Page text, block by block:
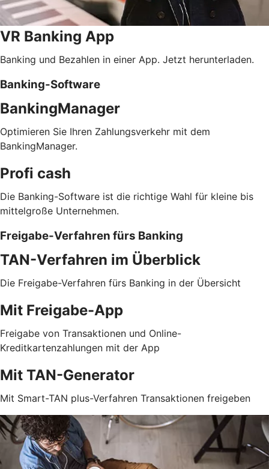
VR Banking App
Banking und Bezahlen in einer App. Jetzt herunterladen.
Banking-Software
BankingManager
Optimieren Sie Ihren Zahlungsverkehr mit dem
BankingManager.
Profi cash
Die Banking-Software ist die richtige Wahl für kleine bis
mittelgroße Unternehmen.
Freigabe-Verfahren fürs Banking
TAN-Verfahren im Überblick
Die Freigabe-Verfahren fürs Banking in der Übersicht
Mit Freigabe-App
Freigabe von Transaktionen und Online-
Kreditkartenzahlungen mit der App
Mit TAN-Generator
Mit Smart-TAN plus-Verfahren Transaktionen freigeben